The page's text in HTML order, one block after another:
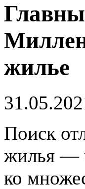
жилье
Поиск
жилья —
ко